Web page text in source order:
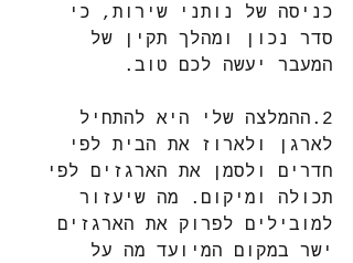
כניסה של נותני שירות, כי
סדר נכון ומהלך תקין של
המעבר יעשה לכם טוב.
2.ההמלצה שלי היא להתחיל
לארגן ולארוז את הבית לפי
חדרים ולסמן את הארגזים לפי
תכולה ומיקום. מה שיעזור
למובילים לפרוק את הארגזים
ישר במקום המיועד מה על